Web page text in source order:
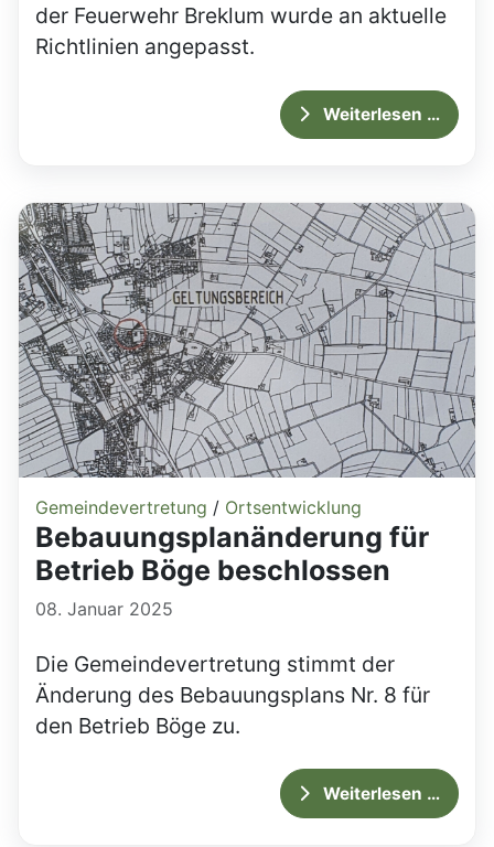
der Feuerwehr Breklum wurde an aktuelle
Richtlinien angepasst.
Weiterlesen …
Gemeindevertretung / Ortsentwicklung
Bebauungsplanänderung für
Betrieb Böge beschlossen
08. Januar 2025
Die Gemeindevertretung stimmt der
Änderung des Bebauungsplans Nr. 8 für
den Betrieb Böge zu.
Weiterlesen …